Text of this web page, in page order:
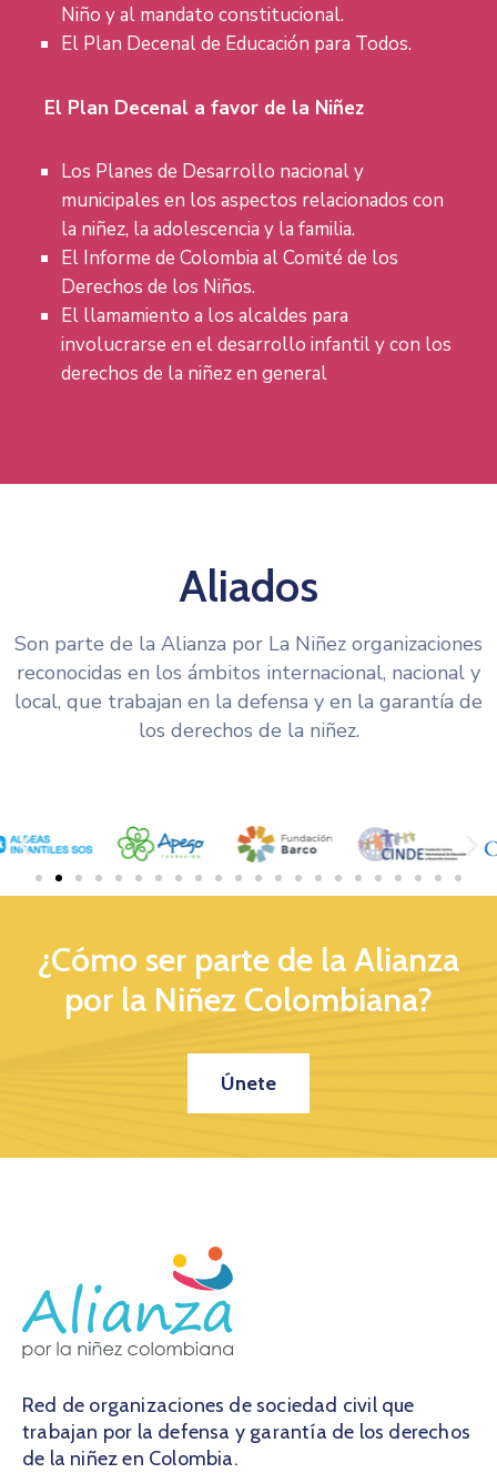
Niño y al mandato constitucional.
El Plan Decenal de Educación para Todos.
El Plan Decenal a favor de la Niñez
Los Planes de Desarrollo nacional y
municipales en los aspectos relacionados con
la niñez, la adolescencia y la familia.
El Informe de Colombia al Comité de los
Derechos de los Niños.
El llamamiento a los alcaldes para
involucrarse en el desarrollo infantil y con los
derechos de la niñez en general
Aliados
Son parte de la Alianza por La Niñez organizaciones
reconocidas en los ámbitos internacional, nacional y
local, que trabajan en la defensa y en la garantía de
los derechos de la niñez.
¿Cómo ser parte de la Alianza
por la Niñez Colombiana?
Únete
Red de organizaciones de sociedad civil que
trabajan por la defensa y garantía de los derechos
de la niñez en Colombia.